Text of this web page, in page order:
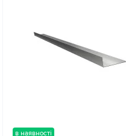
в наявності